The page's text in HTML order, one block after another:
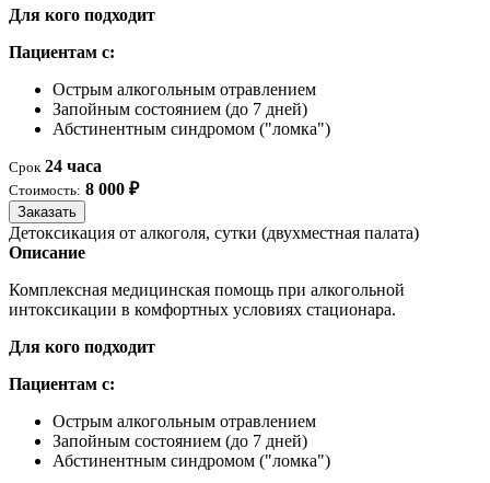
Для кого подходит
Пациентам с:
Острым алкогольным отравлением
Запойным состоянием (до 7 дней)
Абстинентным синдромом ("ломка")
Срок 24 часа
Стоимость: 8 000 ₽
Заказать
Детоксикация от алкоголя, сутки (двухместная палата)
Описание
Комплексная медицинская помощь при алкогольной
интоксикации в комфортных условиях стационара.
Для кого подходит
Пациентам с:
Острым алкогольным отравлением
Запойным состоянием (до 7 дней)
Абстинентным синдромом ("ломка")